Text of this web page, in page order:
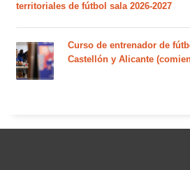
territoriales de fútbol sala 2026-2027
Curso de entrenador de
Castellón y Alicante